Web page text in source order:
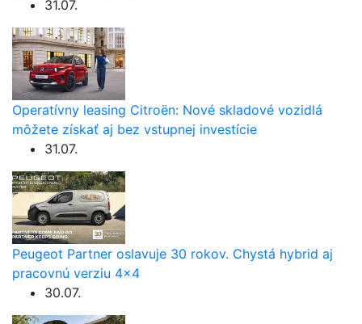
31.07.
Operatívny leasing Citroën: Nové skladové vozidlá
môžete získať aj bez vstupnej investície
31.07.
Peugeot Partner oslavuje 30 rokov. Chystá hybrid aj
pracovnú verziu 4×4
30.07.